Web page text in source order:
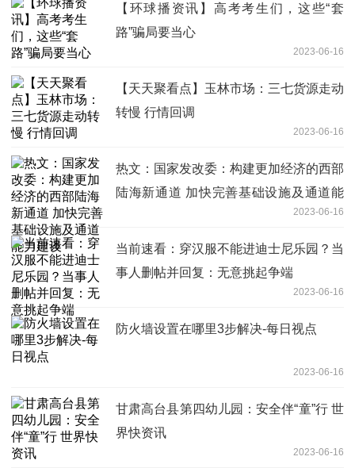
【环球播资讯】高考考生们，这些“套
路”骗局要当心
2023-06-16
【天天聚看点】玉林市场：三七货源走动
转慢 行情回调
2023-06-16
热文：国家发改委：构建更加经济的西部
陆海新通道 加快完善基础设施及通道能
2023-06-16
当前速看：穿汉服不能进迪士尼乐园？当
事人删帖并回复：无意挑起争端
2023-06-16
防火墙设置在哪里3步解决-每日视点
2023-06-16
甘肃高台县第四幼儿园：安全伴“童”行 世
界快资讯
2023-06-16